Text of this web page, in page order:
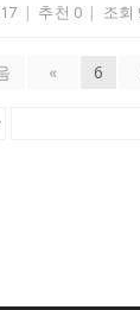
| 추천 0 | 조회
« 6